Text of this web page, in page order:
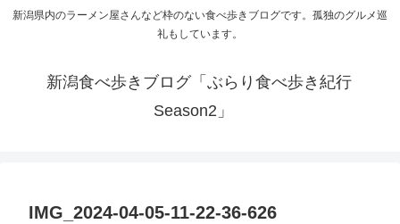
新潟県内のラーメン屋さんなど枠のない食べ歩きブログです。孤独のグルメ巡
礼もしています。
新潟食べ歩きブログ「ぶらり食べ歩き紀行
Season2」
IMG_2024-04-05-11-22-36-626